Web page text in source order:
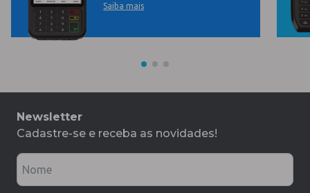
Saiba mais
Newsletter
Cadastre-se e receba as novidades!
Nome